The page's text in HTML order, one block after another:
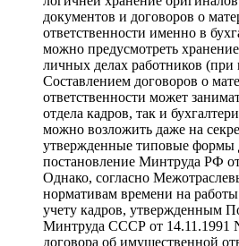
документов и договоров о
ответственности именно в
можно предусмотреть
личных делах работников (при
Составлением договоров о
ответственности может
отдела кадров, так и
можно возложить даже на
утвержденные типовые формы
постановление Минтруда РФ
Однако, согласно
нормативам времени на
учету кадров, утвержденным
Минтруда СССР от 14.11.1991
договора об имущественной